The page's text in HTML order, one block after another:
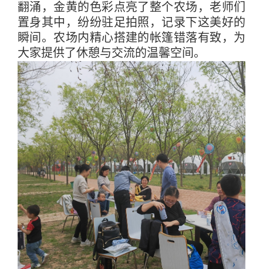
翻涌，金黄的色彩点亮了整个农场，老师们
置身其中，纷纷驻足拍照，记录下这美好的
瞬间。农场内精心搭建的帐篷错落有致，为
大家提供了休憩与交流的温馨空间。